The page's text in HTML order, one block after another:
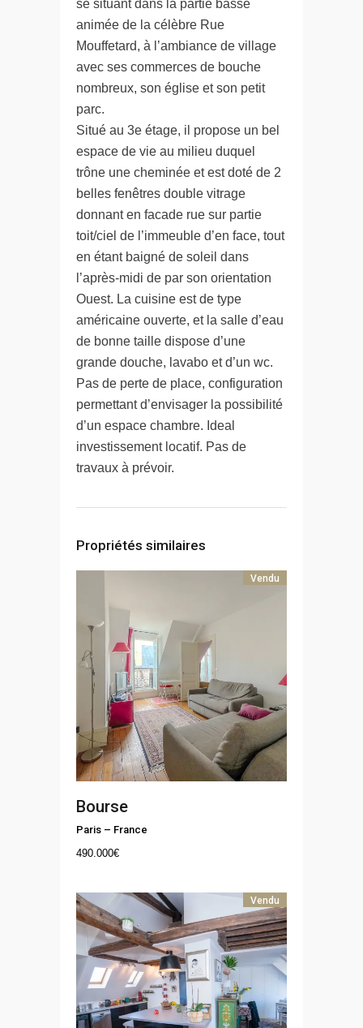
se situant dans la partie basse
animée de la célèbre Rue
Mouffetard, à l’ambiance de village
avec ses commerces de bouche
nombreux, son église et son petit
parc.
Situé au 3e étage, il propose un bel
espace de vie au milieu duquel
trône une cheminée et est doté de 2
belles fenêtres double vitrage
donnant en facade rue sur partie
toit/ciel de l’immeuble d’en face, tout
en étant baigné de soleil dans
l’après-midi de par son orientation
Ouest. La cuisine est de type
américaine ouverte, et la salle d’eau
de bonne taille dispose d’une
grande douche, lavabo et d’un wc.
Pas de perte de place, configuration
permettant d’envisager la possibilité
d’un espace chambre. Ideal
investissement locatif. Pas de
travaux à prévoir.
Propriétés similaires
Vendu
Bourse
Paris – France
490.000€
Vendu